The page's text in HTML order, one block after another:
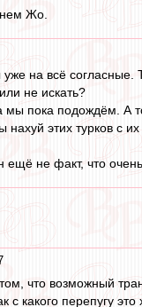
Жо.
на всё согласные.
не искать?
пока подождём. А
нахуй этих турков
не факт, что
что возможный
с какого перепугу